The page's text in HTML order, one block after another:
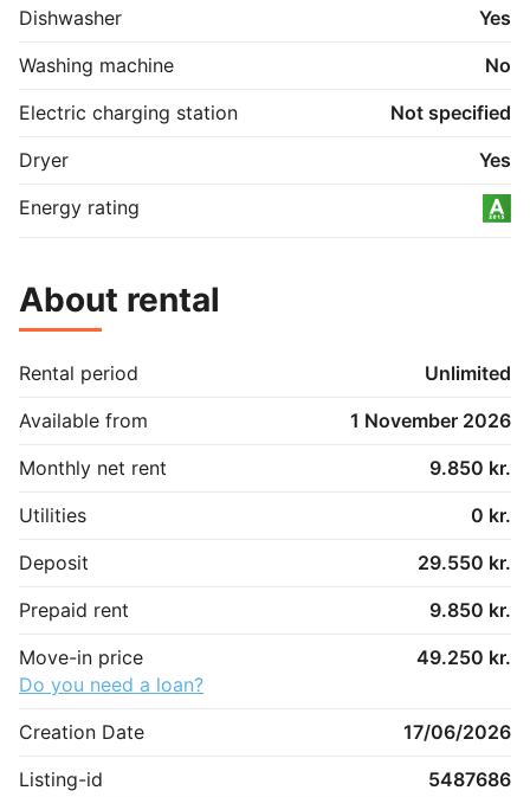
Dishwasher
Yes
Washing machine
No
Electric charging station
Not specified
Dryer
Yes
Energy rating
About rental
Rental period
Unlimited
Available from
1 November 2026
Monthly net rent
9.850 kr.
Utilities
0 kr.
Deposit
29.550 kr.
Prepaid rent
9.850 kr.
Move-in price
49.250 kr.
Do you need a loan?
Creation Date
17/06/2026
Listing-id
5487686